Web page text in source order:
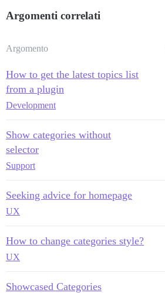
Argomenti correlati
Argomento
How to get the latest topics list
from a plugin
Development
Show categories without
selector
Support
Seeking advice for homepage
UX
How to change categories style?
UX
Showcased Categories